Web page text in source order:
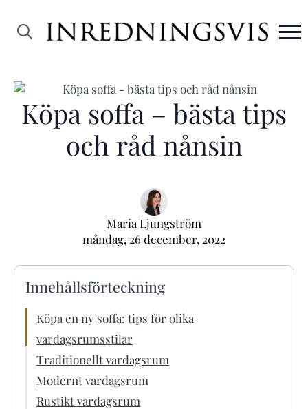
Köpa soffa – bästa tips
och råd nånsin
Maria Ljungström
måndag, 26 december, 2022
Innehållsförteckning
Köpa en ny soffa: tips för olika
vardagsrumsstilar
Traditionellt vardagsrum
Modernt vardagsrum
Rustikt vardagsrum